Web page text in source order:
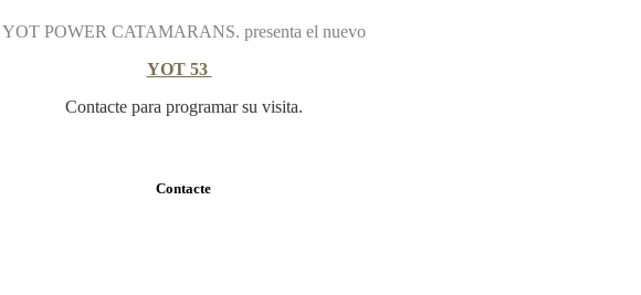
YOT POWER CATAMARANS. presenta el nuevo
YOT 53
Contacte para programar su visita.
Contacte